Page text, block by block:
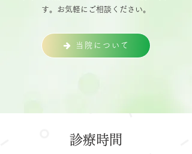
す。お気軽にご相談ください。
当院について
診療時間